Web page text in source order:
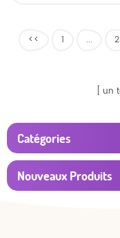
<< 1 ...
un
Catégories
Nouveaux Produits